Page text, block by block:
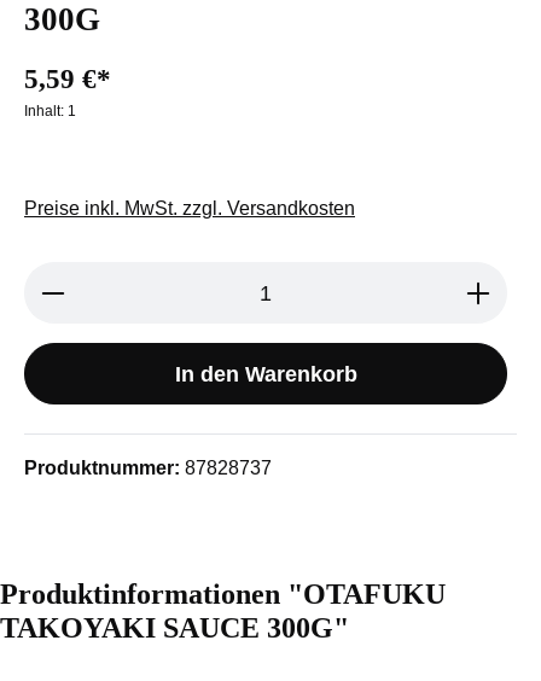
300G
5,59 €*
Inhalt: 1
Preise inkl. MwSt. zzgl. Versandkosten
Produkt Anzahl: Gib den
In den Warenkorb
Produktnummer: 87828737
Produktinformationen "OTAFUKU
TAKOYAKI SAUCE 300G"